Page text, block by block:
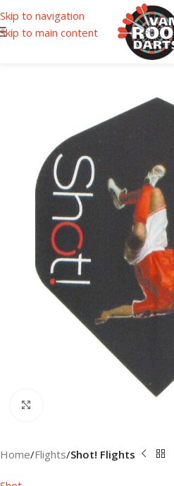
Skip to navigation
Skip to main content
Home Flights Shot! Flights